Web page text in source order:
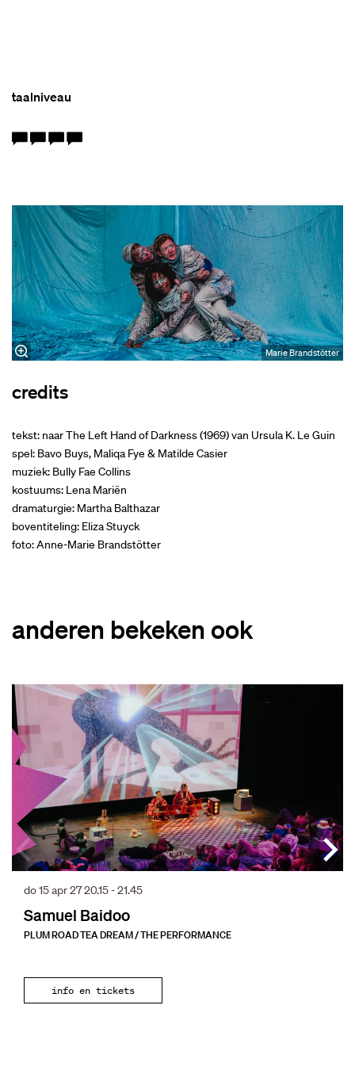
taalniveau
Marie Brandstötter
credits
tekst: naar The Left Hand of Darkness (1969) van Ursula K. Le Guin
spel: Bavo Buys, Maliqa Fye & Matilde Casier
muziek: Bully Fae Collins
kostuums: Lena Mariën
dramaturgie: Martha Balthazar
boventiteling: Eliza Stuyck
foto: Anne-Marie Brandstötter
anderen bekeken ook
Samuel Baidoo
PLUM ROAD TEA DREAM / THE PERFORMANCE
do 15 apr 2720.15 - 21.45
info en tickets